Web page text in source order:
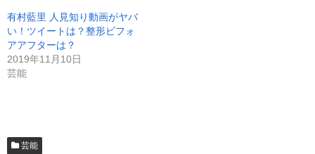
有村藍里 人見知り動画がヤバ
い！ツイートは？整形ビフォ
アアフターは？
2019年11月10日
芸能
芸能